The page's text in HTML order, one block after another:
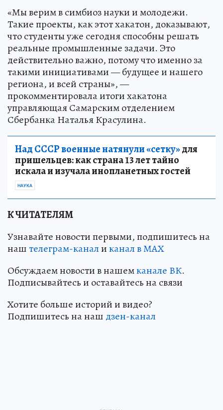
«Мы верим в симбиоз науки и молодежи.
Такие проекты, как этот хакатон, доказывают,
что студенты уже сегодня способны решать
реальные промышленные задачи. Это
действительно важно, потому что именно за
такими инициативами — будущее и нашего
региона, и всей страны», —
прокомментировала итоги хакатона
управляющая Самарским отделением
Сбербанка Наталья Красулина.
Над СССР военные натянули «сетку»для
пришельцев: как страна 13 лет тайно
искала и изучала инопланетных гостей
НАУКА
К ЧИТАТЕЛЯМ
Узнавайте новости первыми, подпишитесь на
наштелеграм-каналиканал в МАХ
Обсуждаем новости в нашемканале ВК.
Подписывайтесь и оставайтесь на связи
Хотите больше историй и видео?
Подпишитесь на наш дзен-канал